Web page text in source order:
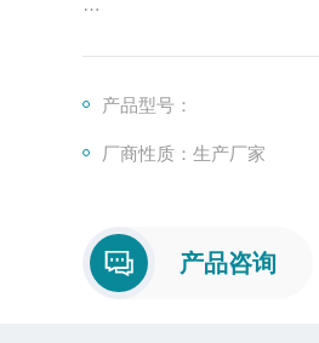
产品型号：
厂商性质：生产厂家
产品咨询